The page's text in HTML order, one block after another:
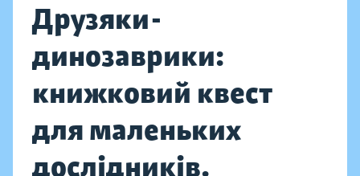
Друзяки-
динозаврики:
книжковий квест
для маленьких
дослідників.